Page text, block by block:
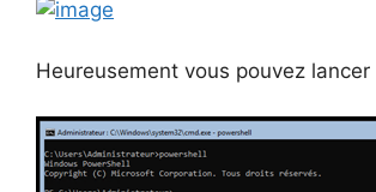
Heureusement vous pouvez lancer